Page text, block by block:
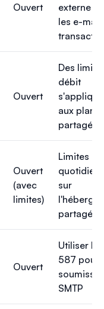
Ouvert
externe
les e-
Ouvert
Des
débit
aux plans
partagés
Ouvert
(avec
limites)
Limites
sur
partagé
Ouvert
Utiliser le
587 pour
SMTP